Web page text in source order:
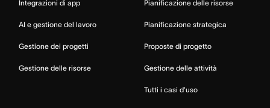
Integrazioni di app
AI e gestione del lavoro
Gestione dei progetti
Gestione delle risorse
Pianificazione delle risorse
Pianificazione strategica
Proposte di progetto
Gestione delle attività
Tutti i casi d’uso